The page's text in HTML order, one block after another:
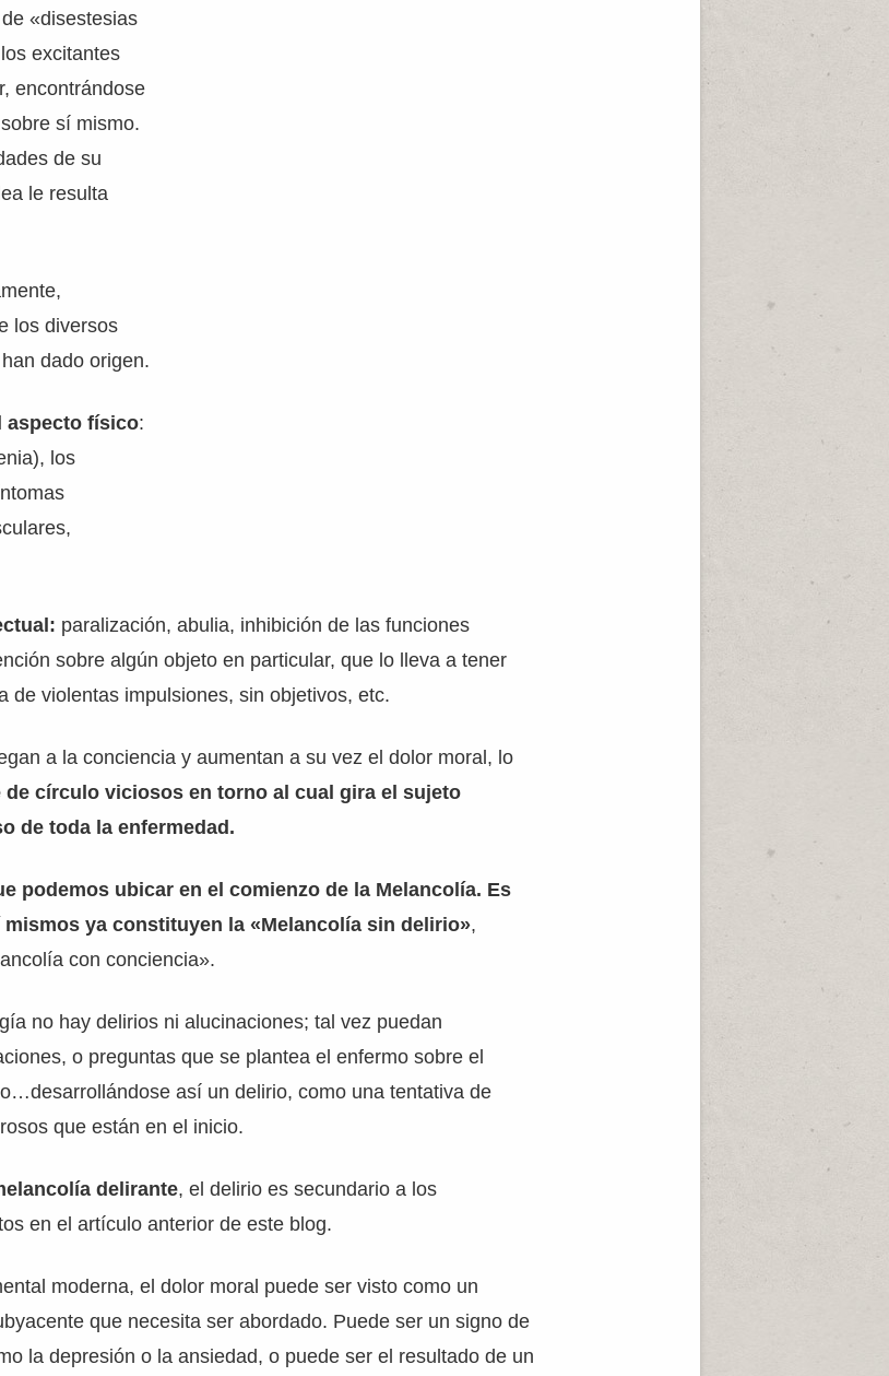
«disestesias
excitantes
encontrándose
sí mismo.
de su
le resulta
los diversos
dado origen.
aspecto físico:
los
paralización, abulia, inhibición de las funciones
sobre algún objeto en particular, que lo lleva a tener
de violentas impulsiones, sin objetivos, etc.
a la conciencia y aumentan a su vez el dolor moral, lo
de círculo viciosos en torno al cual gira el sujeto
de toda la enfermedad.
podemos ubicar en el comienzo de la Melancolía. Es
ya constituyen la «Melancolía sin delirio»,
con conciencia».
no hay delirios ni alucinaciones; tal vez puedan
o preguntas que se plantea el enfermo sobre el
así un delirio, como una tentativa de
que están en el inicio.
delirante, el delirio es secundario a los
en el artículo anterior de este blog.
moderna, el dolor moral puede ser visto como un
que necesita ser abordado. Puede ser un signo de
la depresión o la ansiedad, o puede ser el resultado de un